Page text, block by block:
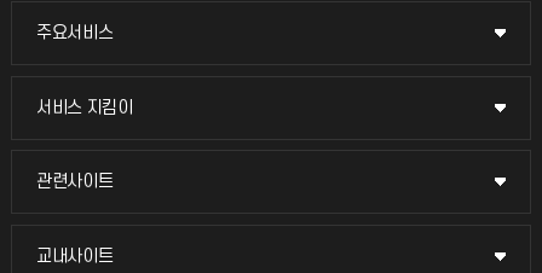
주요서비스
주요서비스
교무회의방송
서비스 지킴이
서비스 지킴이
묻고 답하기
관련사이트
관련사이트
국방헬프콜
교내사이트
교내사이트